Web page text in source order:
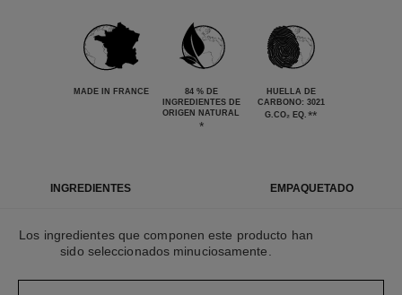
MADE IN FRANCE
84 % DE
INGREDIENTES DE
ORIGEN NATURAL
*
HUELLA DE
CARBONO: 3021
G.CO₂ EQ. **
INGREDIENTES EMPAQUETADO
Los ingredientes que componen este producto han
sido seleccionados minuciosamente.